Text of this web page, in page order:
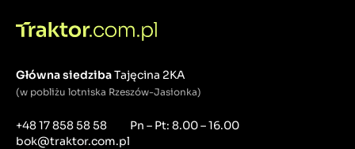
łyżki lub łyżeczki, wykonane z metalu lub innego
twardego materiału. Łyżki transportowe mogą mieć
zależności od ich przeznaczenia i rodzaju kopanego
lub załadowywanego materiału. Niektóre łyżki
podsiębiania, trapezowania, chwytania, przechylania
lub zmiany kąta nachylenia. Łyżki transportowe mogą
Główna siedzibaTajęcina 2KA
(w pobliżu lotniska Rzeszów-Jasionka)
+48 17 858 58 58
bok@traktor.com.pl
Pn – Pt: 8.00 – 16.00